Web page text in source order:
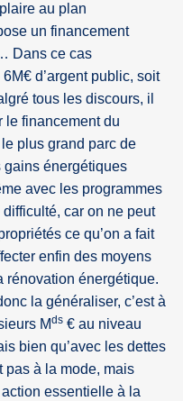
au plan
un financement
Dans ce cas
d’argent public, soit
tous les discours, il
le financement du
plus grand parc de
gains énergétiques
avec les programmes
car on ne peut
ce qu’on a fait
enfin des moyens
rénovation énergétique.
la généraliser, c’est à
Mds € au niveau
bien qu’avec les dettes
pas à la mode, mais
action essentielle à la